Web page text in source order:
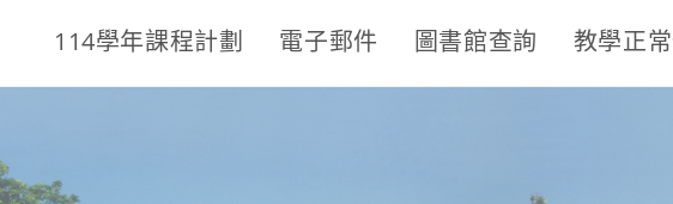
114學年課程計劃 電子郵件 圖書館查詢 教學正